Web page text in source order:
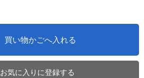
買い物かごへ入れる
お気に入りに登録する